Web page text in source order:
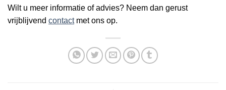
Wilt u meer informatie of advies? Neem dan gerust
vrijblijvend contactmet ons op.